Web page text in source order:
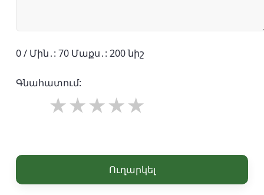
0 / Մին․: 70 Մաքս․: 200 նիշ
Գնահատում:
Ուղարկել